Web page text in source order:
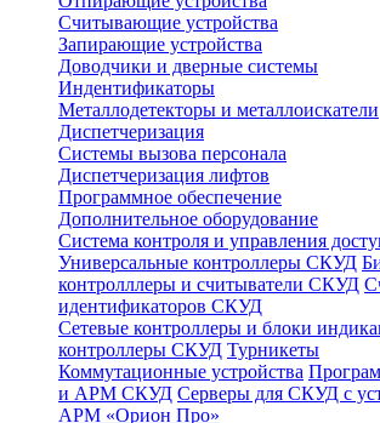
Считывающие устройства
Запирающие устройства
Доводчики и дверные системы
Индентификаторы
Металлодетекторы и металлоискатели
Диспетчеризация
Системы вызова персонала
Диспетчеризация лифтов
Программное обеспечение
Дополнительное оборудование
Система контроля и управления
Универсальные контроллеры СКУД
контролллеры и считыватели СКУД
идентификаторов СКУД
Сетевые контроллеры и блоки
контроллеры СКУД Турникеты
Коммутационные устройства
и АРМ СКУД Серверы для СКУД с
АРМ «Орион Про»